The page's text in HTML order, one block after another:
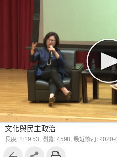
文化與民主政治
長度: 1:19:53, 瀏覽: 4598, 最近修訂: 2020-